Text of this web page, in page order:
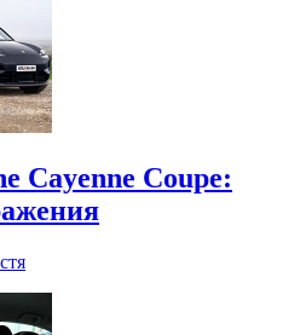
Cayenne Coupe: